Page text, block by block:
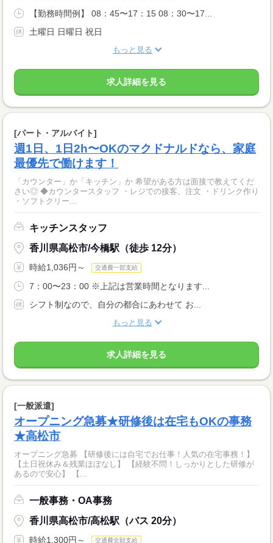
【勤務時間例】 08：45〜17：15 08：30〜17...
土曜日 日曜日 祝日
もっと見る
求人詳細を見る
[パート・アルバイト]
週1日、1日2h〜OKのマクドナルドなら、家庭
最優先で働けます！
「カウンター」か「キッチン」か 希望がある方は面接で教えてくだ
さい◎ ◆カウンタースタッフ ・レジでの接客、注文 ・ドリンク作り
・ソフトクリー...
キッチンスタッフ
香川県高松市/今橋駅（徒歩 12分）
時給1,036円～ 交通費一部支給
7：00〜23：00 ※上記は営業時間となります...
シフト制なので、自分の都合にあわせて お...
もっと見る
求人詳細を見る
[一般派遣]
オープニング急募★研修後は在宅もOKの事務
★高松市
オープニング急募 【研修後には自宅でお仕事！人気の在宅事務！】
【土日祝休み＆残業ほぼなし】 【経験不問！しっかりとした研修が
あるので安心】 【...
一般事務・OA事務
香川県高松市/高松駅（バス 20分）
時給1,300円～ 交通費全額支給